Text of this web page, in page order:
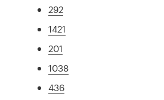
292
1421
201
1038
436